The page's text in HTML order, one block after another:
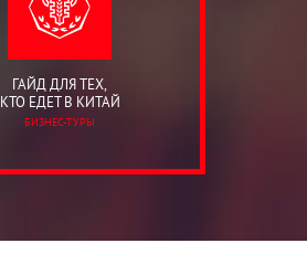
ГАЙД ДЛЯ ТЕХ,
КТО ЕДЕТ В КИТАЙ
БИЗНЕС-ТУРЫ